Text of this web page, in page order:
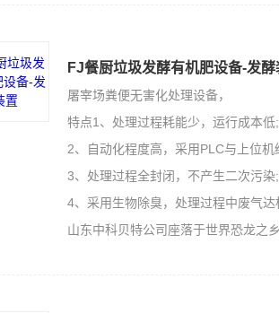
FJ餐厨垃圾发酵有机肥设备-发酵
屠宰场粪便无害化处理设备，
特点1、处理过程耗能少，运行成本
2、自动化程度高，采用PLC与上位
3、处理过程全封闭，不产生二次污染;
4、采用生物除臭，处理过程中废气达
山东中科贝特公司座落于世界恐龙之乡的山东诸城，是一家